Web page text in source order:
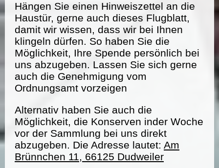
Hängen Sie einen Hinweiszettel an die
Haustür, gerne auch dieses Flugblatt,
damit wir wissen, dass wir bei Ihnen
klingeln dürfen. So haben Sie die
Möglichkeit, Ihre Spende persönlich bei
uns abzugeben. Lassen Sie sich gerne
auch die Genehmigung vom
Ordnungsamt vorzeigen
Alternativ haben Sie auch die
Möglichkeit, die Konserven inder Woche
vor der Sammlung bei uns direkt
abzugeben. Die Adresse lautet: Am
Brünnchen 11, 66125 Dudweiler